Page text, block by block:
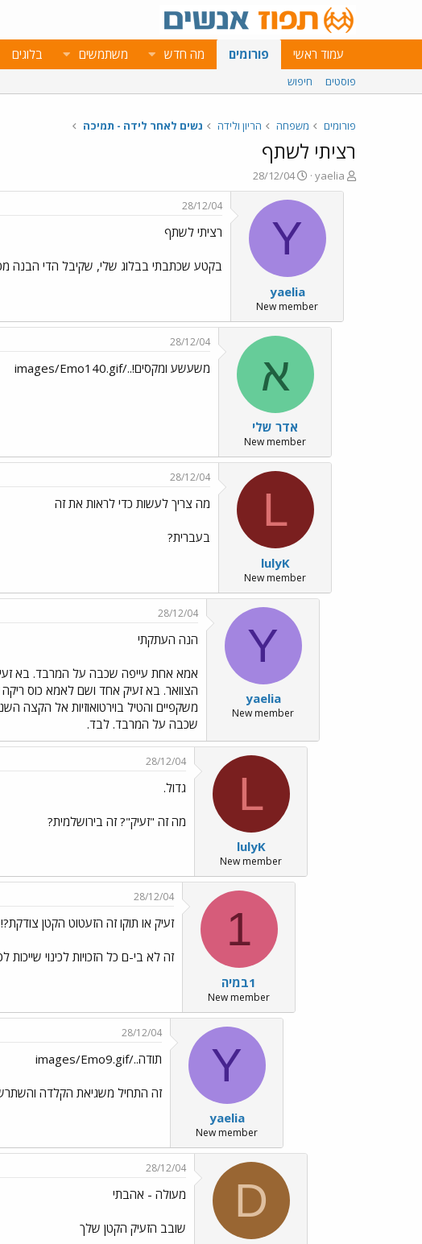
עמוד ראשי פורומים מה חדש משתמשים בלוגים
פוסטים חיפוש
פורומים משפחה הריון ולידה נשים לאחר לידה - תמיכה
רציתי לשתף
פ
ו
yaelia
פ
ו
ר
ם
א
ר
י
ך
28/12/04
Y
yaelia
New member
28/12/04
רציתי לשתף
בקטע שכתבתי בבלוג שלי, שקיבל הדי הבנה
א
אדר שלי
New member
28/12/04
משעשע ומקסים!../images/Emo140.gif
L
lulyK
New member
28/12/04
מה צריך לעשות כדי לראות את זה
בעברית?
Y
yaelia
New member
28/12/04
הנה העתקתי
אמא אחת עייפה שכבה על המרבד. בא
הצוואר. בא זעיק אחד ושם לאמא כוס
משקפיים והטיל בוירטואוזיות אל
שכבה על המרבד. לבד.
L
lulyK
New member
28/12/04
גדול.
מה זה "זעיק"? זה בירושלמית?
1
1במיה
New member
28/12/04
זעיק או תוקו זה הזעטוט הקטן צודקת?!
זה לא בי-ם כל הזכויות לכינוי שייכות
Y
yaelia
New member
28/12/04
תודה../images/Emo9.gif
זה התחיל משגיאת הקלדה
D
28/12/04
מעולה - אהבתי
שובב הזעיק הקטן שלך